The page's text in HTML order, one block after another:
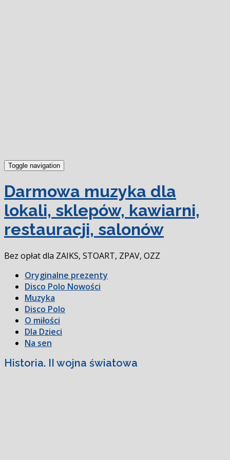
Toggle navigation
Darmowa muzyka dla
lokali, sklepów, kawiarni,
restauracji, salonów
Bez opłat dla ZAIKS, STOART, ZPAV, OZZ
Oryginalne prezenty
Disco Polo Nowości
Muzyka
Disco Polo
O miłości
Dla Dzieci
Na sen
Historia. II wojna światowa